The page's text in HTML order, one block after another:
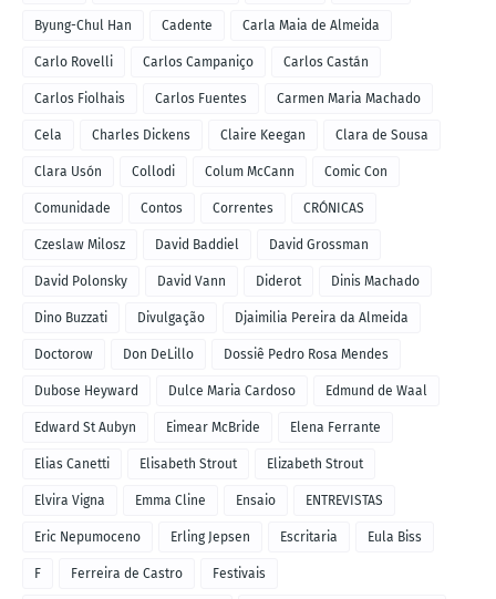
Byung-Chul Han Cadente Carla Maia de Almeida
Carlo Rovelli Carlos Campaniço Carlos Castán
Carlos Fiolhais Carlos Fuentes Carmen Maria Machado
Cela Charles Dickens Claire Keegan Clara de Sousa
Clara Usón Collodi Colum McCann Comic Con
Comunidade Contos Correntes CRÓNICAS
Czeslaw Milosz David Baddiel David Grossman
David Polonsky David Vann Diderot Dinis Machado
Dino Buzzati Divulgação Djaimilia Pereira da Almeida
Doctorow Don DeLillo Dossiê Pedro Rosa Mendes
Dubose Heyward Dulce Maria Cardoso Edmund de Waal
Edward St Aubyn Eimear McBride Elena Ferrante
Elias Canetti Elisabeth Strout Elizabeth Strout
Elvira Vigna Emma Cline Ensaio ENTREVISTAS
Eric Nepumoceno Erling Jepsen Escritaria Eula Biss
F Ferreira de Castro Festivais